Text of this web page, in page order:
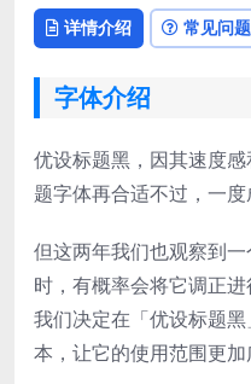
详情介绍 常见问题
字体介绍
优设标题黑，因其速度
题字体再合适不过，一度
但这两年我们也观察到
时，有概率会将它调正
我们决定在「优设标题
本，让它的使用范围更加